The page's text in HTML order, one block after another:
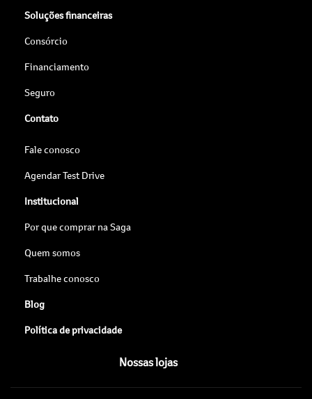
Soluções financeiras
Consórcio
Financiamento
Seguro
Contato
Fale conosco
Agendar Test Drive
Institucional
Por que comprar na Saga
Quem somos
Trabalhe conosco
Blog
Política de privacidade
Nossas lojas